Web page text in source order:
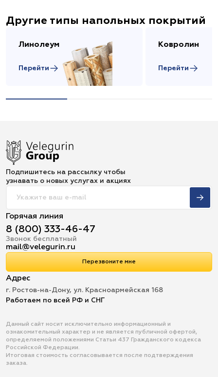
Другие типы напольных покрытий
Линолеум
Перейти
Ковролин
Перейти
Подпишитесь на рассылку чтобы
узнавать о новых услугах и акциях
Горячая линия
8 (800) 333-46-47
Звонок бесплатный
mail@velegurin.ru
Перезвоните мне
Адрес
г. Ростов-на-Дону, ул. Красноармейская 168
Работаем по всей РФ и СНГ
Данный сайт носит исключительно информационный и
ознакомительный характер и не является публичной офертой,
определяемой положениями Статьи 437 Гражданского кодекса
Российской Федерации.
Итоговая стоимость согласовывается после подтверждения
заказа.